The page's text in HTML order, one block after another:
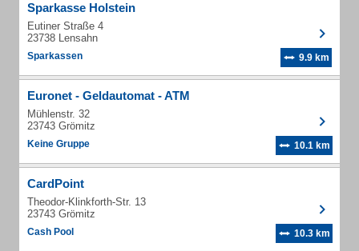
Sparkasse Holstein
Eutiner Straße 4
23738 Lensahn
Sparkassen 9.9 km
Euronet - Geldautomat - ATM
Mühlenstr. 32
23743 Grömitz
Keine Gruppe 10.1 km
CardPoint
Theodor-Klinkforth-Str. 13
23743 Grömitz
Cash Pool 10.3 km